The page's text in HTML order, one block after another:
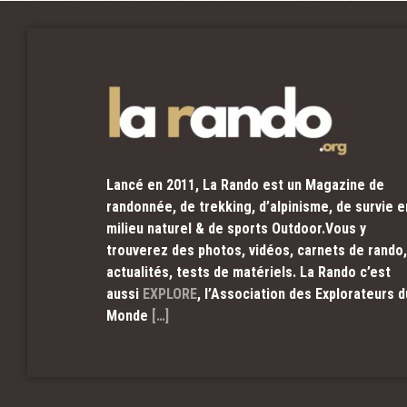
Lancé en 2011, La Rando est un Magazine de
randonnée, de trekking, d’alpinisme, de survie
milieu naturel & de sports Outdoor.Vous y
trouverez des photos, vidéos, carnets de rando,
actualités, tests de matériels. La Rando c’est
aussi EXPLORE, l’Association des Explorateurs
Monde […]